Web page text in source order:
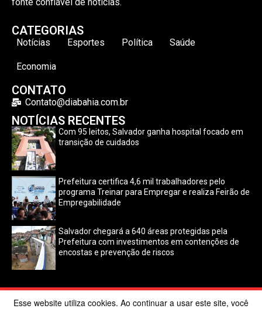
fonte confiável de notícias.
CATEGORIAS
Notícias Esportes Política Saúde
Economia
CONTATO
Contato@diabahia.com.br
NOTÍCIAS RECENTES
Com 95 leitos, Salvador ganha hospital focado em
transição de cuidados
Prefeitura certifica 4,6 mil trabalhadores pelo
programa Treinar para Empregar e realiza Feirão de
Empregabilidade
Salvador chegará a 640 áreas protegidas pela
Prefeitura com investimentos em contenções de
encostas e prevenção de riscos
©2024 Dia Bahia. Todos os direitos reservados | Desenvolvido
Esse website utiliza cookies. Ao continuar a usar este site, você